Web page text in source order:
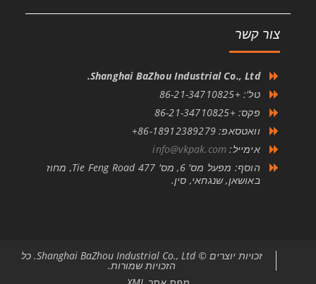
צור קשר
Shanghai BaZhou Industrial Co., Ltd.
טל': +86-21-34710825
פקס: +86-21-34710825
וואטסאפ: 86-18912389279+
אימייל: info@vkpak.com
הוסף: מפעל מס' 6, מס' 477 Tie Feng Road, מחוז
באושאן, שנגחאי, סין.
זכויות יוצרים © Shanghai BaZhou Industrial Co., Ltd. כל
הזכויות שמורות.